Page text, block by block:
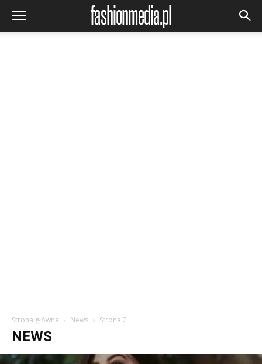
Strona główna News Strona 2
NEWS